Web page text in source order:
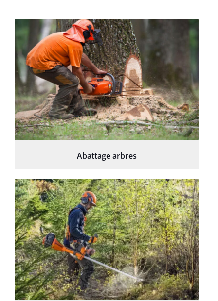
Abattage arbres